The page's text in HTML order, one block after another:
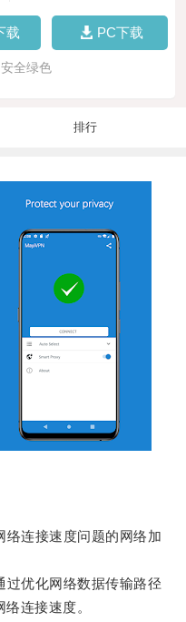
载 PC下载
全绿色
排行
连接速度问题的网络加
优化网络数据传输路径
连接速度。